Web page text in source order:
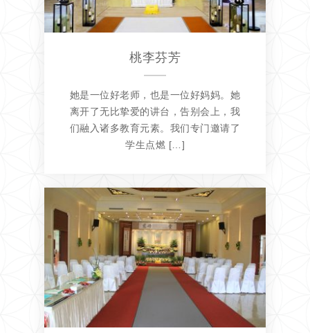
桃李芬芳
她是一位好老师，也是一位好妈妈。她
离开了无比挚爱的讲台，告别会上，我
们融入诸多教育元素。我们专门邀请了
学生点燃 […]